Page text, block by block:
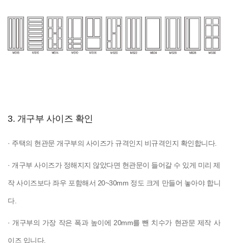
3. 개구부 사이즈 확인
· 주택의 현관문 개구부의 사이즈가 규격인지 비규격인지 확인합니다.
· 개구부 사이즈가 정해지지 않았다면 현관문이 들어갈 수 있게 미리 제
작 사이즈보다 좌우 포함해서 20~30mm 정도 크게 만들어 놓아야 합니
다.
· 개구부의 가장 작은 폭과 높이에 20mm를 뺀 치수가 현관문 제작 사
이즈 입니다.